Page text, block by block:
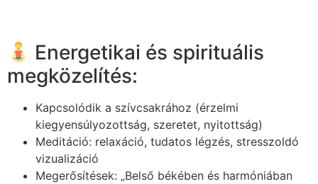
Energetikai és spirituális
megközelítés:
Kapcsolódik a szívcsakrához (érzelmi
kiegyensúlyozottság, szeretet, nyitottság)
Meditáció: relaxáció, tudatos légzés, stresszoldó
vizualizáció
Megerősítések: „Belső békében és harmóniában